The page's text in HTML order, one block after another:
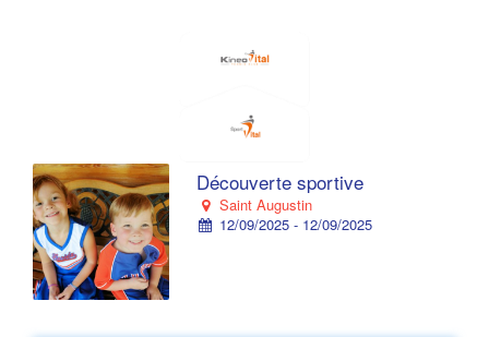
Découverte sportive
Saint Augustin
12/09/2025 - 12/09/2025